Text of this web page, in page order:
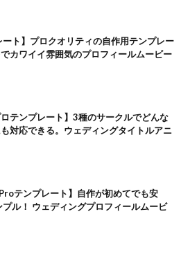
ート】プロクオリティの自作用テンプレー
カワイイ雰囲気のプロフィールムービー
ロテンプレート】3種のサークルでどんな
対応できる。ウェディングタイトルアニ
テンプレート】自作が初めてでも安
プル！ ウェディングプロフィールムービ